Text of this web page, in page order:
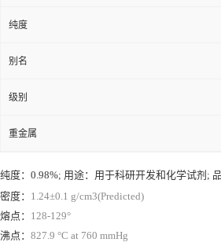
纯度
别名
级别
重金属
纯度：0.98%; 用途：用于科研开发和化学试剂;
密度： 1.24±0.1 g/cm3(Predicted)
熔点： 128-129°
沸点： 827.9 °C at 760 mmHg